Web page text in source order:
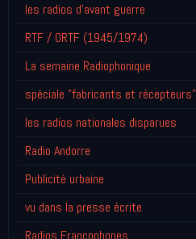
les radios d'avant guerre
RTF / ORTF (1945/1974)
La semaine Radiophonique
spéciale "fabricants et récepteurs"
les radios nationales disparues
Radio Andorre
Publicité urbaine
vu dans la presse écrite